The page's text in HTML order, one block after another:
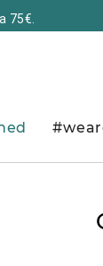
75€.